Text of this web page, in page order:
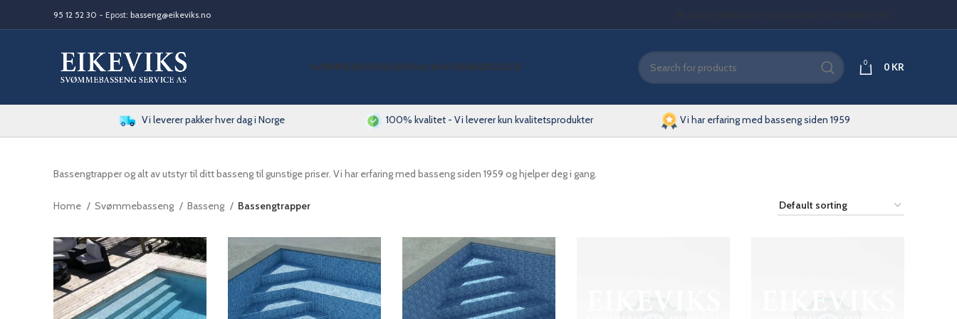
95 12 52 30 - Epost: basseng@eikeviks.no
SVØMMEBASSENGSPASAUNAKJEMIRØRDELER 0 0 KR
Vi leverer pakker hver dag i Norge 100% kvalitet - Vi leverer kun kvalitetsprodukter Vi har erfaring med basseng siden 1959
Bassengtrapper og alt av utstyr til ditt basseng til gunstige priser. Vi har erfaring med basseng siden 1959 og hjelper deg i gang.
Home Svømmebasseng Basseng Bassengtrapper